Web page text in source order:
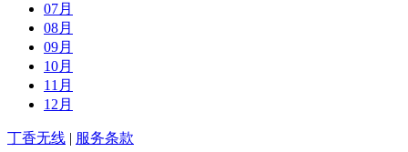
07月
08月
09月
10月
11月
12月
丁香无线 服务条款